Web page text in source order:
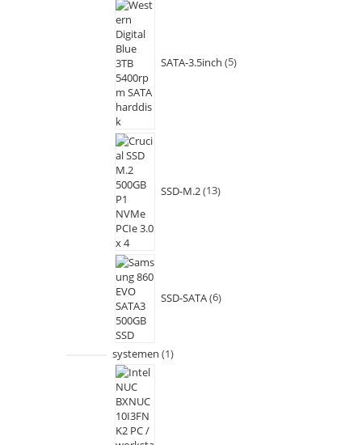
SATA-3.5inch 5
SSD-M.2 13
SSD-SATA 6
systemen 1